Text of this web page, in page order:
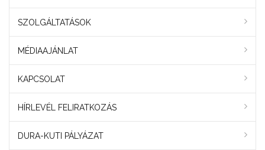
SZOLGÁLTATÁSOK
MÉDIAAJÁNLAT
KAPCSOLAT
HÍRLEVÉL FELIRATKOZÁS
DURA-KUTI PÁLYÁZAT